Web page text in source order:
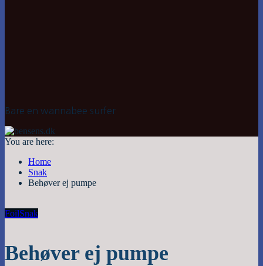
Bare en wannabee surfer
You are here:
Home
Snak
Behøver ej pumpe
FoilSnak
Behøver ej pumpe